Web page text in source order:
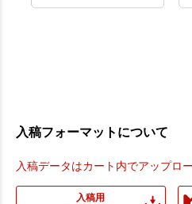
入稿フォーマットについて
入稿データはカート内でアップロ
入稿用